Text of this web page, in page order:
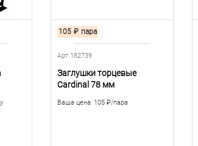
105 ₽ пара
Арт.182739
Заглушки торцевые
Cardinal 78 мм
Ваша цена: 105 ₽/пара